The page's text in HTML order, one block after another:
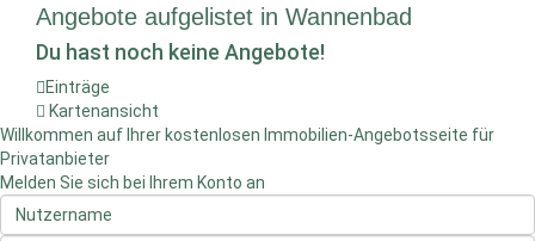
Angebote aufgelistet in Wannenbad
Du hast noch keine Angebote!
Einträge
Kartenansicht
Willkommen auf Ihrer kostenlosen Immobilien-Angebotsseite für
Privatanbieter
Melden Sie sich bei Ihrem Konto an